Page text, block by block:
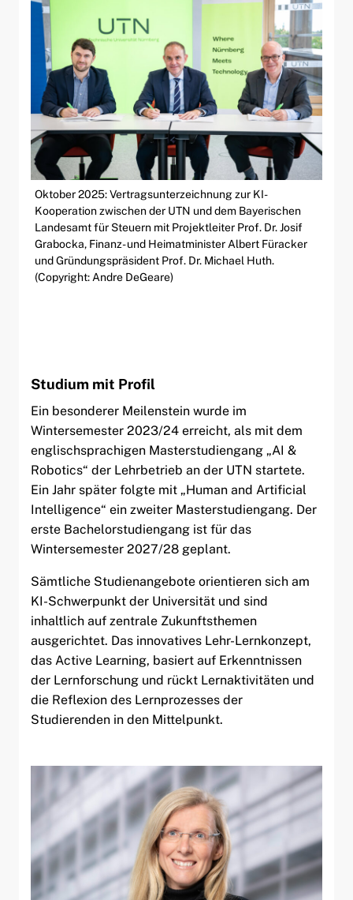
Oktober 2025: Vertragsunterzeichnung zur KI-
Kooperation zwischen der UTN und dem Bayerischen
Landesamt für Steuern mit Projektleiter Prof. Dr. Josif
Grabocka, Finanz- und Heimatminister Albert Füracker
und Gründungspräsident Prof. Dr. Michael Huth.
(Copyright: Andre DeGeare)
Studium mit Profil
Ein besonderer Meilenstein wurde im
Wintersemester 2023/24 erreicht, als mit dem
englischsprachigen Masterstudiengang „AI &
Robotics“ der Lehrbetrieb an der UTN startete.
Ein Jahr später folgte mit „Human and Artificial
Intelligence“ ein zweiter Masterstudiengang. Der
erste Bachelorstudiengang ist für das
Wintersemester 2027/28 geplant.
Sämtliche Studienangebote orientieren sich am
KI-Schwerpunkt der Universität und sind
inhaltlich auf zentrale Zukunftsthemen
ausgerichtet. Das innovatives Lehr-Lernkonzept,
das Active Learning, basiert auf Erkenntnissen
der Lernforschung und rückt Lernaktivitäten und
die Reflexion des Lernprozesses der
Studierenden in den Mittelpunkt.